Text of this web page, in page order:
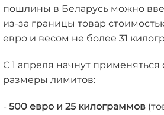
пошлины в Беларусь можно
из-за границы товар
евро и весом не более 31
С 1 апреля начнут
размеры лимитов:
- 500 евро и 25 килограммов